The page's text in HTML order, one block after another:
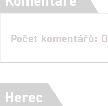
Počet komentářů: 0
Herec